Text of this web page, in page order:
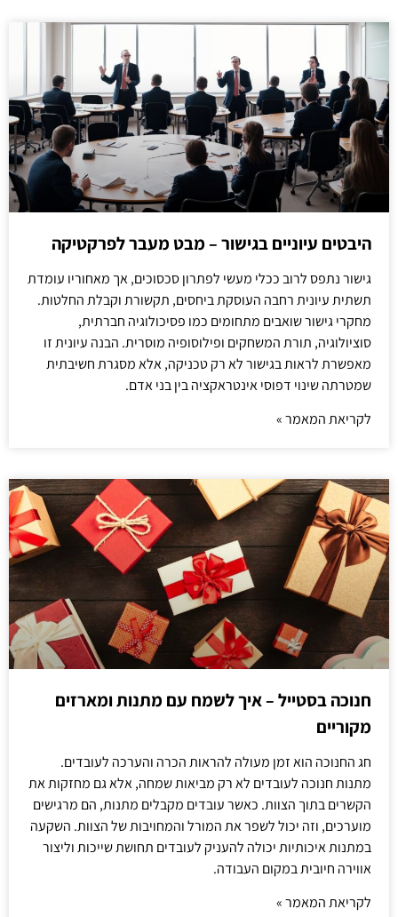
היבטים עיוניים בגישור – מבט מעבר לפרקטיקה
גישור נתפס לרוב ככלי מעשי לפתרון סכסוכים, אך מאחוריו עומדת
תשתית עיונית רחבה העוסקת ביחסים, תקשורת וקבלת החלטות.
מחקרי גישור שואבים מתחומים כמו פסיכולוגיה חברתית,
סוציולוגיה, תורת המשחקים ופילוסופיה מוסרית. הבנה עיונית זו
מאפשרת לראות בגישור לא רק טכניקה, אלא מסגרת חשיבתית
שמטרתה שינוי דפוסי אינטראקציה בין בני אדם.
לקריאת המאמר »
חנוכה בסטייל – איך לשמח עם מתנות ומארזים
מקוריים
חג החנוכה הוא זמן מעולה להראות הכרה והערכה לעובדים.
מתנות חנוכה לעובדים לא רק מביאות שמחה, אלא גם מחזקות את
הקשרים בתוך הצוות. כאשר עובדים מקבלים מתנות, הם מרגישים
מוערכים, וזה יכול לשפר את המורל והמחויבות של הצוות. השקעה
במתנות איכותיות יכולה להעניק לעובדים תחושת שייכות וליצור
אווירה חיובית במקום העבודה.
לקריאת המאמר »